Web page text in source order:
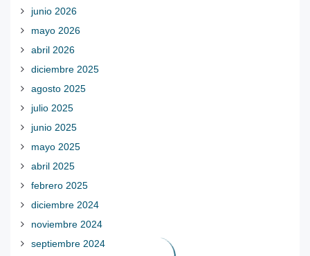
junio 2026
mayo 2026
abril 2026
diciembre 2025
agosto 2025
julio 2025
junio 2025
mayo 2025
abril 2025
febrero 2025
diciembre 2024
noviembre 2024
septiembre 2024